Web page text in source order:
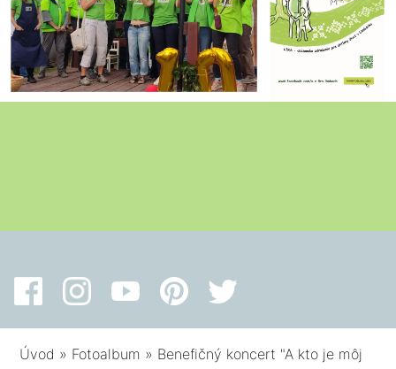
Úvod » Fotoalbum » Benefičný koncert "A kto je môj